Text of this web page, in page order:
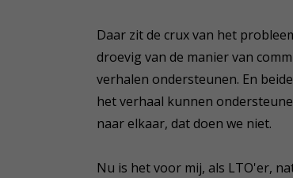
Daar zit de crux van het
droevig van de manier van
verhalen ondersteunen. En
het verhaal kunnen
naar elkaar, dat doen we niet.
Nu is het voor mij, als LTO'er,